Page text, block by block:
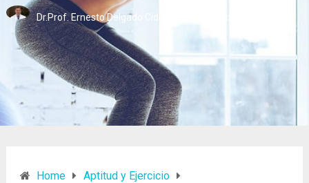
Dr.Prof. Ernesto Delgado Cidranes
Home
Aptitud y Ejercicio